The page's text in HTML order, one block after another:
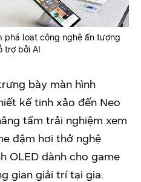
phá loạt công nghệ ấn tượng
trợ bởi AI
bày màn hình
kế tinh xảo đến Neo
tầm trải nghiệm xem
đậm hơi thở nghệ
OLED dành cho game
gian giải trí tại gia.